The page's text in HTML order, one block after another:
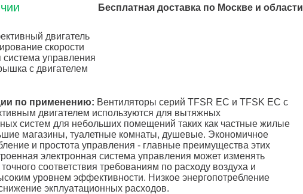
Бесплатная доставка по Москве и области
двигатель
скорости
система управления
с двигателем
по применению: Вентиляторы серий TFSR EC и TFSK EC с
двигателем используются для вытяжных
систем для небольших помещений таких как частные жилые
магазины, туалетные комнаты, душевые. Экономичное
и простота управления - главные преимущества этих
электронная система управления может изменять
соответствия требованиям по расходу воздуха и
уровнем эффективности. Низкое энергопотребление
экплуатационных расходов.